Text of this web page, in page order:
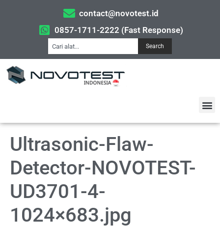
contact@novotest.id
0857-1711-2222 (Fast Response)
Search
Ultrasonic-Flaw-
Detector-NOVOTEST-
UD3701-4-
1024×683.jpg